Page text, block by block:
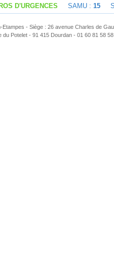
D'URGENCES SAMU : 15
- Siège : 26 avenue Charles de
Potelet - 91 415 Dourdan - 01 60 81 58 58